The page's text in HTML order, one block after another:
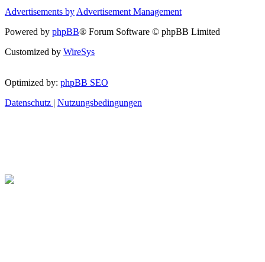
Advertisements by Advertisement Management
Powered by phpBB® Forum Software © phpBB Limited
Customized by WireSys
Optimized by: phpBB SEO
Datenschutz | Nutzungsbedingungen